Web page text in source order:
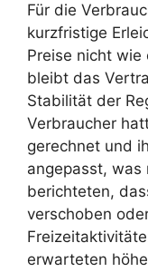
Für die
kurzfristige
Preise nicht
bleibt das
Stabilität der
Verbraucher
gerechnet und
angepasst, was
berichteten,
verschoben
erwarteten